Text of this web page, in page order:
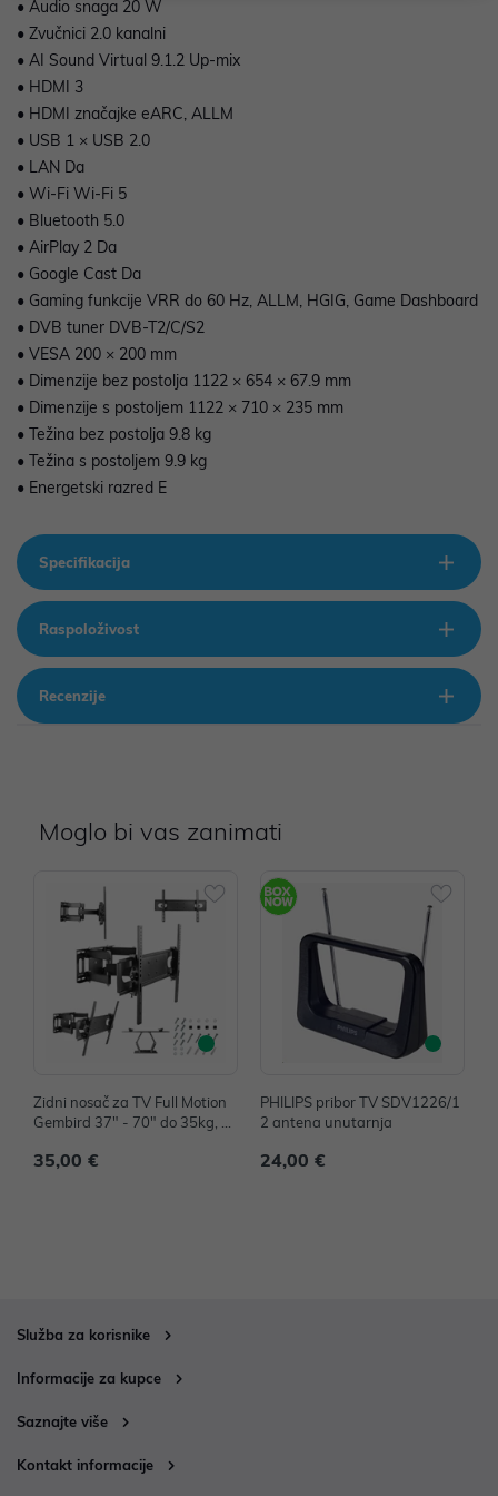
• Audio snaga 20 W
• Zvučnici 2.0 kanalni
• AI Sound Virtual 9.1.2 Up-mix
• HDMI 3
• HDMI značajke eARC, ALLM
• USB 1 × USB 2.0
• LAN Da
• Wi-Fi Wi-Fi 5
• Bluetooth 5.0
• AirPlay 2 Da
• Google Cast Da
• Gaming funkcije VRR do 60 Hz, ALLM, HGIG, Game Dashboard
• DVB tuner DVB-T2/C/S2
• VESA 200 × 200 mm
• Dimenzije bez postolja 1122 × 654 × 67.9 mm
• Dimenzije s postoljem 1122 × 710 × 235 mm
• Težina bez postolja 9.8 kg
• Težina s postoljem 9.9 kg
• Energetski razred E
Specifikacija
Raspoloživost
Recenzije
Moglo bi vas zanimati
Zidni nosač za TV Full Motion
Gembird 37" - 70" do 35kg, W
35,00 €
PHILIPS pribor TV SDV1226/1
2 antena unutarnja
24,00 €
Služba za korisnike
Informacije za kupce
Saznajte više
Kontakt informacije